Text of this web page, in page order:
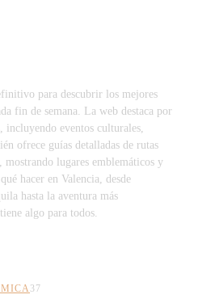
para descubrir los mejores
fin de semana. La web destaca por
incluyendo eventos culturales,
ofrece guías detalladas de rutas
mostrando lugares emblemáticos y
hacer en Valencia, desde
hasta la aventura más
algo para todos.
37